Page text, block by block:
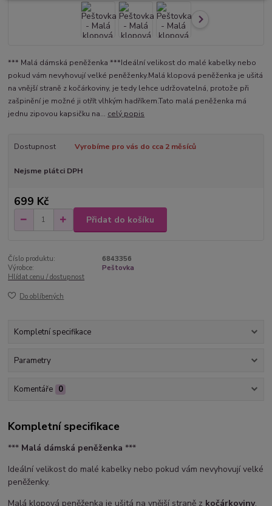
*** Malá dámská peněženka ***Ideální velikost do malé kabelky nebo
pokud vám nevyhovují velké peněženky.Malá klopová peněženka je ušitá
na vnější straně z kočárkoviny, je tedy lehce udržovatelná, protože při
zašpinění je možné ji otřít vlhkým hadříkem.Tato malá peněženka má
jednu zipovou kapsičku na... celý popis
Dostupnost Vyrobíme pro vás do cca 2 měsíců
Nejsme plátci DPH
699 Kč
Přidat do košíku
Číslo produktu:
6843356
Výrobce:
Peštovka
Hlídat cenu / dostupnost
Do oblíbených
Kompletní specifikace
Parametry
Komentáře 0
Kompletní specifikace
*** Malá dámská peněženka ***
Ideální velikost do malé kabelky nebo pokud vám nevyhovují velké
peněženky.
Malá klopová peněženka je ušitá na vnější straně z kočárkoviny,